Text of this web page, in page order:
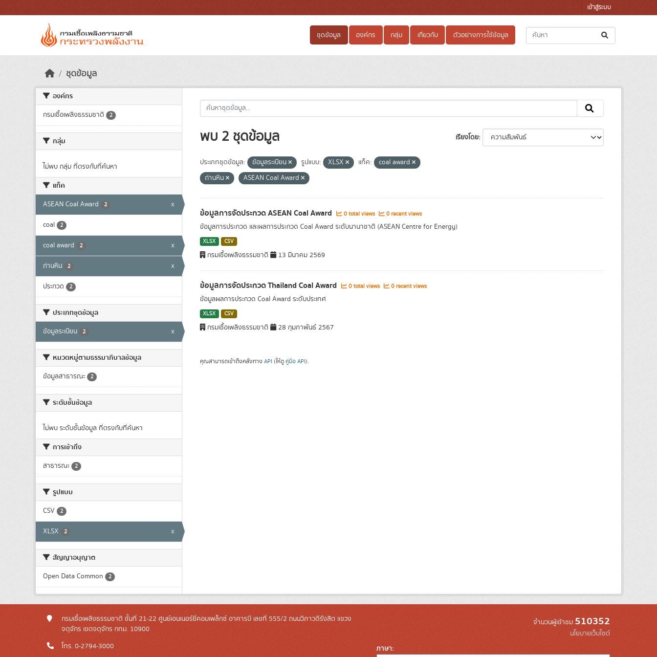
เข้าสู่ระบบ
ชุดข้อมูล องค์กร กลุ่ม เกี่ยวกับ ตัวอย่างการใช้ข้อมูล
ชุดข้อมูล
องค์กร
กรมเชื้อเพลิงธรรมชาติ 2
กลุ่ม
ไม่พบ กลุ่ม ที่ตรงกับที่ค้นหา
แท็ค
ASEAN Coal Award 2 x
coal 2
coal award 2 x
ถ่านหิน 2 x
ประกวด 2
ประเภทชุดข้อมูล
ข้อมูลระเบียน 2 x
หมวดหมู่ตามธรรมาภิบาลข้อมูล
ข้อมูลสาธารณะ 2
ระดับชั้นข้อมูล
ไม่พบ ระดับชั้นข้อมูล ที่ตรงกับที่ค้นหา
การเข้าถึง
สาธารณะ 2
รูปแบบ
CSV 2
XLSX 2 x
สัญญาอนุญาต
Open Data Common 2
เรียงโดย
พบ 2 ชุดข้อมูล
ประเภทชุดข้อมูล: ข้อมูลระเบียน รูปแบบ: XLSX แท็ค:
coal award
ถ่านหิน
ASEAN Coal Award
ข้อมูลการจัดประกวด ASEAN Coal Award 0 total views 0 recent views
ข้อมูลการประกวด และผลการประกวด Coal Award ระดับนานาชาติ (ASEAN Centre for Energy)
XLSX CSV
กรมเชื้อเพลิงธรรมชาติ 13 มีนาคม 2569
ข้อมูลการจัดประกวด Thailand Coal Award 0 total views 0 recent views
ข้อมูลผลการประกวด Coal Award ระดับประเทศ
XLSX CSV
กรมเชื้อเพลิงธรรมชาติ 28 กุมภาพันธ์ 2567
คุณสามารถเข้าถึงคลังทาง API (ให้ดู คู่มือ API).
กรมเชื้อเพลิงธรรมชาติ ชั้นที่ 21-22 ศูนย์เอนเนอร์ยี่คอมเพล็กซ์ อาคารบี เลขที่ 555/2 ถนนวิภาวดีรังสิต แขวง
จตุจักร เขตจตุจักร กทม. 10900
โทร. 0-2794-3000
จำนวนผู้เข้าชม 510352
นโยบายเว็บไซต์
ภาษา